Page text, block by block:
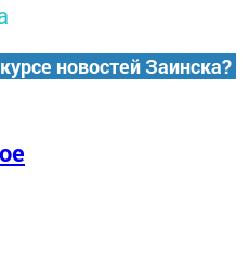
новостей Заинска?